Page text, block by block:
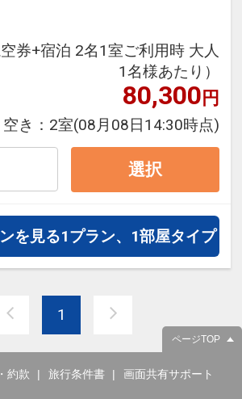
中の1泊だけの宿泊や延
泊なども自由自在です。
は、安心のJAL（または
ープ）確約！フライトマイ
ョンでレンタカーや現地交
可能なプランもございます。
空券+宿泊 2名1室ご利用時 大人
1名様あたり）
80,300円
空き： 2室(08月08日14:30時点)
選択
を見る1プラン、1部屋タイプ
1
ページTOP
約款 旅行条件書 画面共有サポート